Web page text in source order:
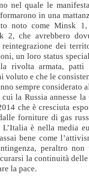
nel quale le
in una
noto come Minsk 1,
2, che avrebbero
dei
un loro status
rivolta armata, patti
voluto e che le
sempre considerato
la Russia annesse la
che è cresciuta
forniture di gas
è nella media
bene come
peraltro non
la continuità
la pace.